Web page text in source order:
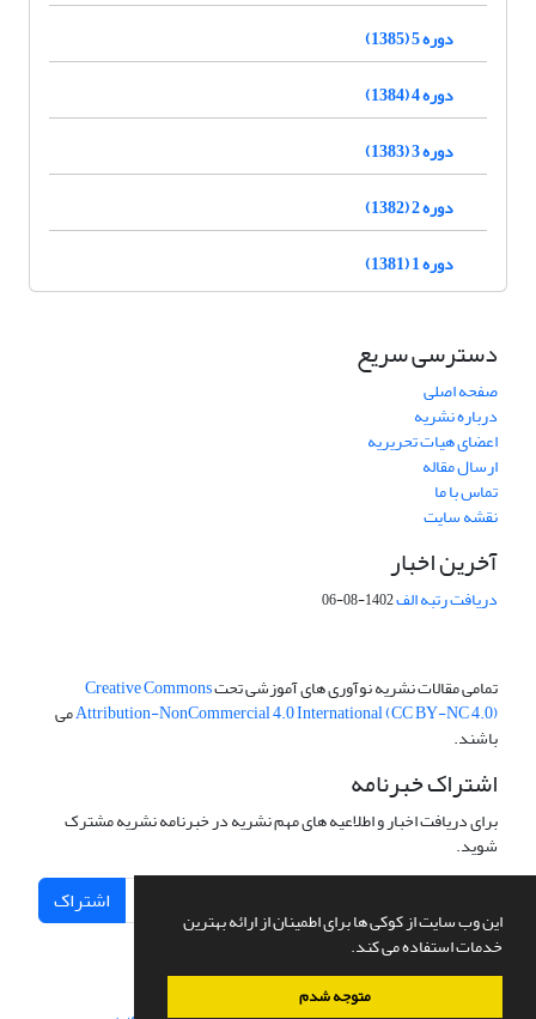
این وب سایت از کوکی ها برای اطمینان از ارائه بهترین
خدمات استفاده می کند.
متوجه شدم
دوره 5 (1385)
دوره 4 (1384)
دوره 3 (1383)
دوره 2 (1382)
دوره 1 (1381)
دسترسی سریع
صفحه اصلی
درباره نشریه
اعضای هیات تحریریه
ارسال مقاله
تماس با ما
نقشه سایت
آخرین اخبار
دریافت رتبه الف1402-08-06
تمامی مقالات نشریه نوآوری های آموزشی تحتCreative Commons
Attribution-NonCommercial 4.0 International (CC BY-NC 4.0)می
باشند.
اشتراک خبرنامه
برای دریافت اخبار و اطلاعیه های مهم نشریه در خبرنامه نشریه مشترک
شوید.
اشتراک